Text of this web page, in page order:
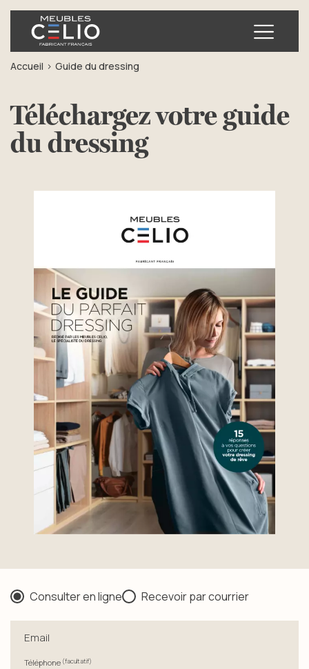
Accueil Guide du dressing
Téléchargez votre guide
du dressing
Type de demande
Consulter en ligne Recevoir par courrier
Email
Téléphone